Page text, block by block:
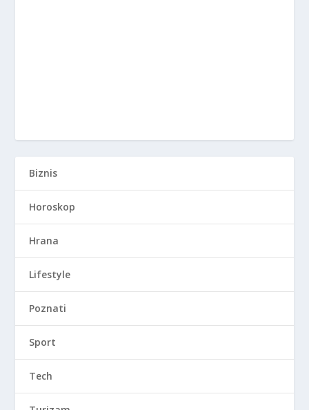
Biznis
Horoskop
Hrana
Lifestyle
Poznati
Sport
Tech